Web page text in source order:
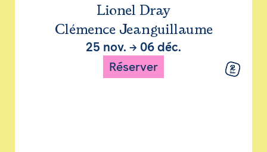
Lionel Dray
Clémence Jeanguillaume
25 nov. → 06 déc.
Réserver